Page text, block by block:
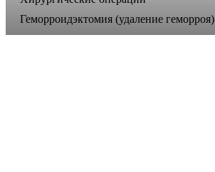
Геморроидэктомия (удаление геморроя)